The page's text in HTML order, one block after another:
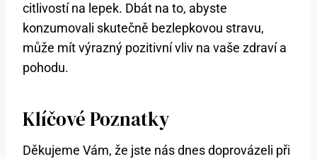
citlivostí na lepek. Dbát na to, abyste
konzumovali skutečně bezlepkovou stravu,
může mít výrazný pozitivní vliv na vaše zdraví a
pohodu.
Klíčové Poznatky
Děkujeme Vám, že jste nás dnes doprovázeli při